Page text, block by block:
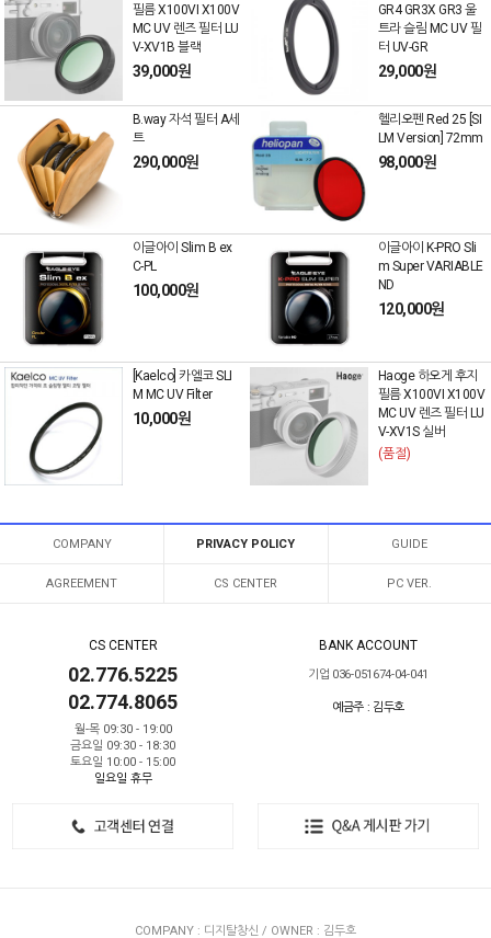
필름 X100VI X100V
MC UV 렌즈 필터 LU
V-XV1B 블랙
39,000원
GR4 GR3X GR3 울
트라 슬림 MC UV 필
터 UV-GR
29,000원
B.way 자석 필터 A세
트
290,000원
헬리오펜 Red 25 [SI
LM Version] 72mm
98,000원
이글아이 Slim B ex
C-PL
100,000원
이글아이 K-PRO Sli
m Super VARIABLE
ND
120,000원
[Kaelco] 카엘코 SLI
M MC UV Filter
10,000원
Haoge 하오게 후지
필름 X100VI X100V
MC UV 렌즈 필터 LU
V-XV1S 실버
(품절)
COMPANY PRIVACY POLICY GUIDE
AGREEMENT CS CENTER PC VER.
CS CENTER
02.776.5225
02.774.8065
월-목 09:30 - 19:00
금요일 09:30 - 18:30
토요일 10:00 - 15:00
일요일 휴무
BANK ACCOUNT
기업 036-051674-04-041
예금주 : 김두호
COMPANY : 디지탈창신 / OWNER : 김두호